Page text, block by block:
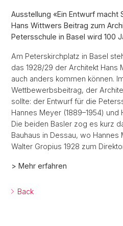
Ausstellung «Ein Entwurf macht
Hans Wittwers Beitrag zum
Petersschule in Basel wird 100
Am Peterskirchplatz in Basel
das 1928/29 der Architekt Hans
auch anders kommen können.
Wettbewerbsbeitrag, der
sollte: der Entwurf für die
Hannes Meyer (1889–1954) und
Die beiden Basler zog es kurz
Bauhaus in Dessau, wo
Walter Gropius 1928 zum
> Mehr erfahren
Back